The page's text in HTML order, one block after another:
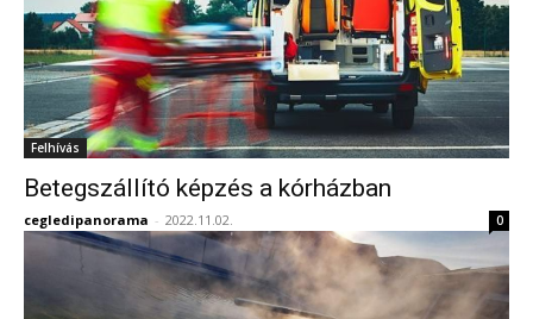
Felhívás
Betegszállító képzés a kórházban
cegledipanorama - 2022.11.02. 0